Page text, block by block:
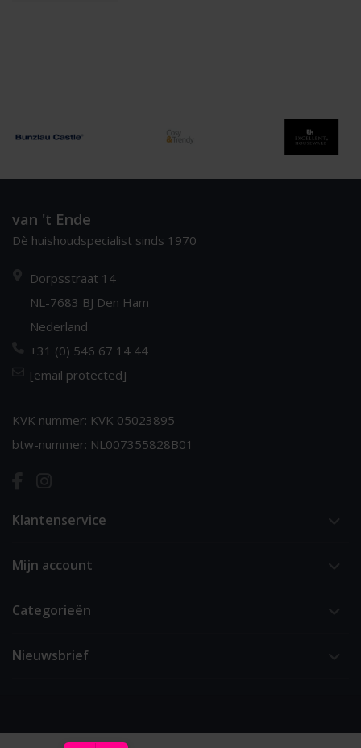
van 't Ende
Dè huishoudspecialist sinds 1970
Dorpsstraat 14
NL-7683 BJ Den Ham
Nederland
+31 (0) 546 67 14 44
[email protected]
KVK nummer: KVK 05023895
btw-nummer: NL007355828B01
Klantenservice
Mijn account
Categorieën
Nieuwsbrief